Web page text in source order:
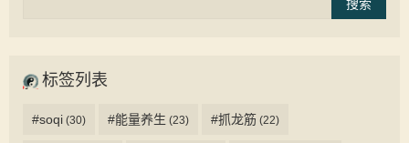
标签列表
#soqi (30) #能量养生 (23) #抓龙筋 (22)